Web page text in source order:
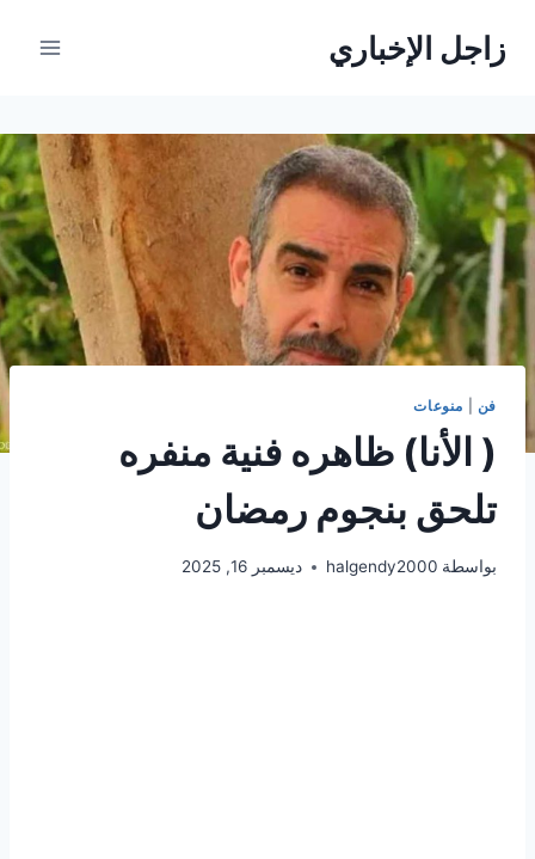
زاجل الإخباري
فن منوعات
( الأنا) ظاهره فنية منفره
تلحق بنجوم رمضان
بواسطة halgendy2000 ديسمبر 16, 2025